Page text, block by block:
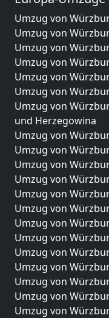
Umzug von
Umzug von
Umzug von
Umzug von
Umzug von
Umzug von
Umzug von
und Herzegowina
Umzug von
Umzug von
Umzug von
Umzug von
Umzug von
Umzug von
Umzug von
Umzug von
Umzug von
Umzug von
Umzug von
Umzug von
Umzug von